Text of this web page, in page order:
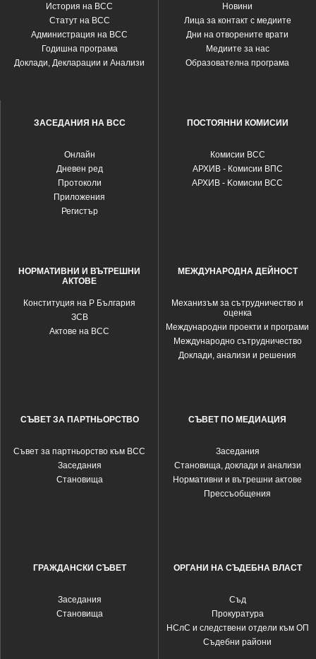
История на ВСС
Статут на ВСС
Администрация на ВСС
Годишна програма
Доклади, Декларации и Анализи
Новини
Лица за контакт с медиите
Дни на отворените врати
Медиите за нас
Образователна програма
ЗАСЕДАНИЯ НА ВСС
Oнлайн
Дневен ред
Протоколи
Приложения
Регистър
ПОСТОЯННИ КОМИСИИ
Комисии ВСС
АРХИВ - Комисии ВПС
АРХИВ - Kомисии ВСС
НОРМАТИВНИ И ВЪТРЕШНИ
АКТОВЕ
Конституция на Р България
ЗСВ
Актове на ВСС
МЕЖДУНАРОДНА ДЕЙНОСТ
Механизъм за сътрудничество и
оценка
Международни проекти и програми
Международно сътрудничество
Доклади, анализи и решения
СЪВЕТ ЗА ПАРТНЬОРСТВО
Съвет за партньорство към ВСС
Заседания
Становища
СЪВЕТ ПО МЕДИАЦИЯ
Заседания
Становища, доклади и анализи
Нормативни и вътрешни актове
Прессъобщения
ГРАЖДАНСКИ СЪВЕТ
Заседания
Становища
ОРГАНИ НА СЪДЕБНА ВЛАСТ
Съд
Прокуратура
НСлС и следствени отдели към ОП
Съдебни райони